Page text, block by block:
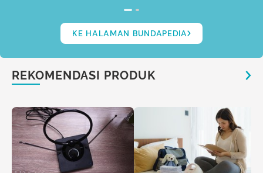
KE HALAMAN BUNDAPEDIA
REKOMENDASI PRODUK